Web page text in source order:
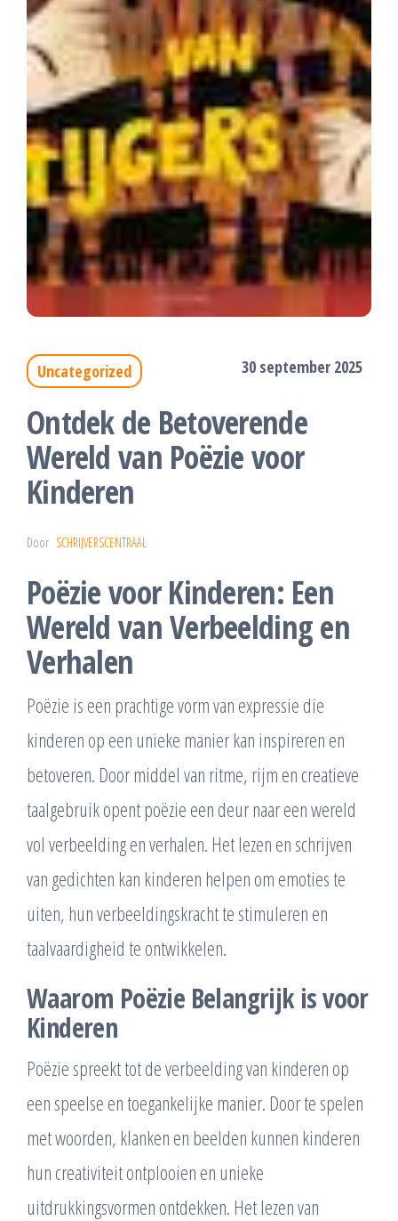
Uncategorized 30 september 2025
Ontdek de Betoverende
Wereld van Poëzie voor
Kinderen
Door SCHRIJVERSCENTRAAL
Poëzie voor Kinderen: Een
Wereld van Verbeelding en
Verhalen
Poëzie is een prachtige vorm van expressie die
kinderen op een unieke manier kan inspireren en
betoveren. Door middel van ritme, rijm en creatieve
taalgebruik opent poëzie een deur naar een wereld
vol verbeelding en verhalen. Het lezen en schrijven
van gedichten kan kinderen helpen om emoties te
uiten, hun verbeeldingskracht te stimuleren en
taalvaardigheid te ontwikkelen.
Waarom Poëzie Belangrijk is voor
Kinderen
Poëzie spreekt tot de verbeelding van kinderen op
een speelse en toegankelijke manier. Door te spelen
met woorden, klanken en beelden kunnen kinderen
hun creativiteit ontplooien en unieke
uitdrukkingsvormen ontdekken. Het lezen van